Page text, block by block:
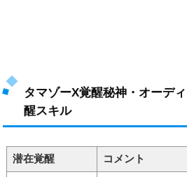
タマゾーX覚醒秘神・オーデ
醒スキル
潜在覚醒 コメント